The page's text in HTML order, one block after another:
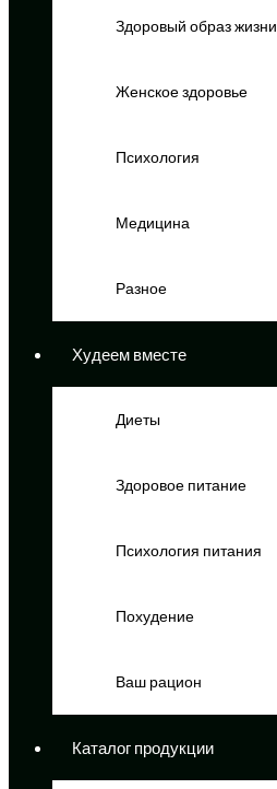
Здоровый образ жизни
Женское здоровье
Психология
Медицина
Разное
Худеем вместе
Диеты
Здоровое питание
Психология питания
Похудение
Ваш рацион
Каталог продукции